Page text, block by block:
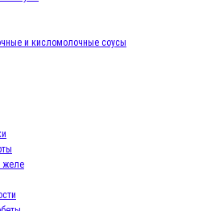
и кисломолочные соусы
желе